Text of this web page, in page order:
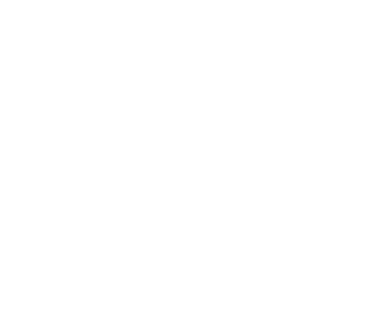
予定はありません。
の商品です。
むを得ず変更すること